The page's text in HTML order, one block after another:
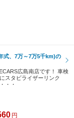
閉じる
式、7万～7万5千km)の
広島南店です！ 車検
スタビライザーリンク
・・
円